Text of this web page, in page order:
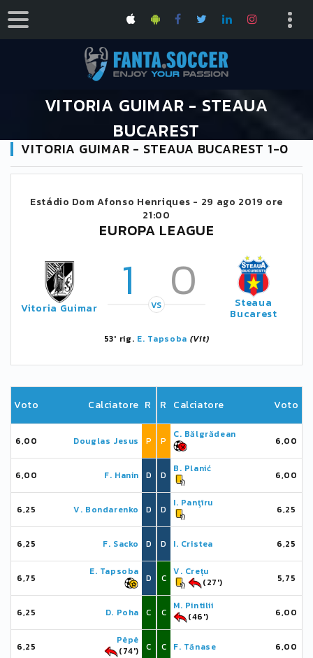
VITORIA GUIMAR - STEAUA
BUCAREST
HOME
CALENDARIO UEFA EUROPA LEAGUE 2019/2020
VITORIA GUIMAR - STEAUA BUCAREST
VITORIA GUIMAR - STEAUA BUCAREST 1-0
Estádio Dom Afonso Henriques - 29 ago 2019 ore
21:00
EUROPA LEAGUE
Vitoria Guimar 1 0
VS Steaua
Bucarest
53' rig. E. Tapsoba (Vit)
Voto Calciatore R
6,00 Douglas Jesus P
6,00 F. Hanin D
6,25 V. Bondarenko D
6,25 F. Sacko D
6,75
E. Tapsoba
D
6,25 D. Poha C
6,25
Pêpê
(74')
C
R Calciatore Voto
P
C. Bălgrădean
6,00
D
B. Planić
6,00
D
I. Panţîru
6,25
D I. Cristea 6,25
C
V. Crețu
(27')
5,75
C
M. Pintilii
(46')
6,00
C F. Tănase 6,00